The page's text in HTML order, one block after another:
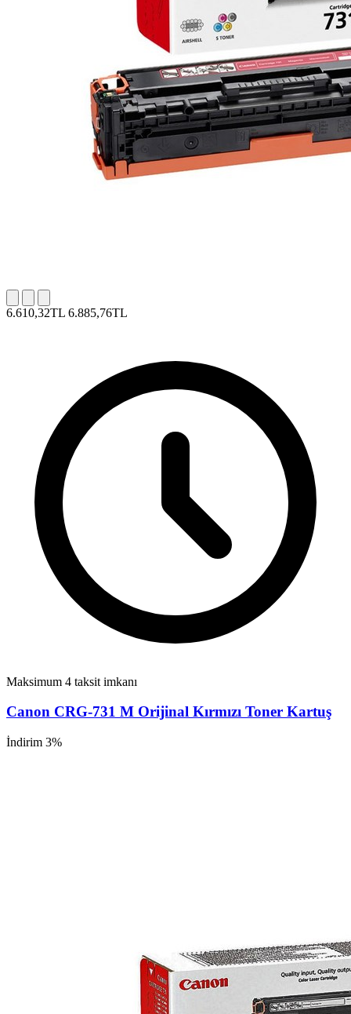
6.610,32TL 6.885,76TL
Maksimum 4 taksit imkanı
Canon CRG-731 M Orijinal Kırmızı Toner Kartuş
İndirim 3%